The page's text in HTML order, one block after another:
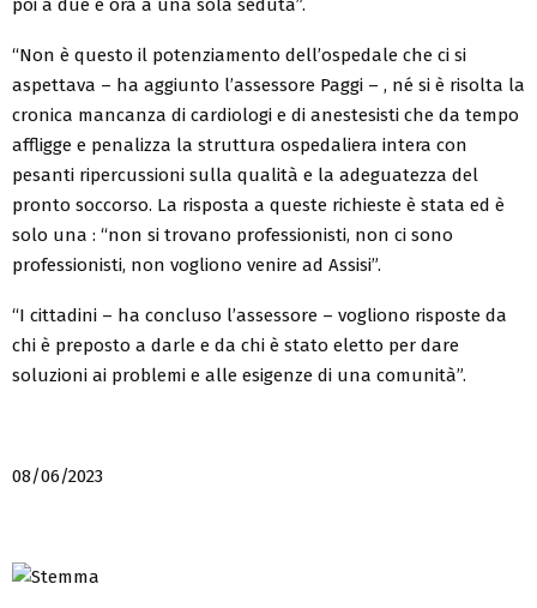
poi a due e ora a una sola seduta”.
“Non è questo il potenziamento dell’ospedale che ci si
aspettava – ha aggiunto l’assessore Paggi – , né si è risolta la
cronica mancanza di cardiologi e di anestesisti che da tempo
affligge e penalizza la struttura ospedaliera intera con
pesanti ripercussioni sulla qualità e la adeguatezza del
pronto soccorso. La risposta a queste richieste è stata ed è
solo una : “non si trovano professionisti, non ci sono
professionisti, non vogliono venire ad Assisi”.
“I cittadini – ha concluso l’assessore – vogliono risposte da
chi è preposto a darle e da chi è stato eletto per dare
soluzioni ai problemi e alle esigenze di una comunità”.
08/06/2023